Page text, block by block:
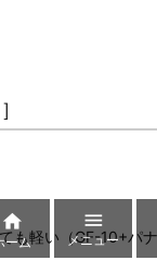
も軽い（GF-10+パ

ーム

メニュー